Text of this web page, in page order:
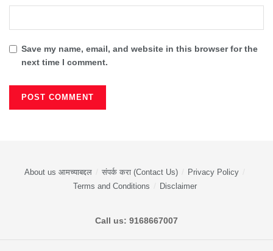
Save my name, email, and website in this browser for the
next time I comment.
About us आमच्याबद्दल संपर्क करा (Contact Us)
Privacy Policy
Terms and Conditions
Disclaimer
Call us: 9168667007